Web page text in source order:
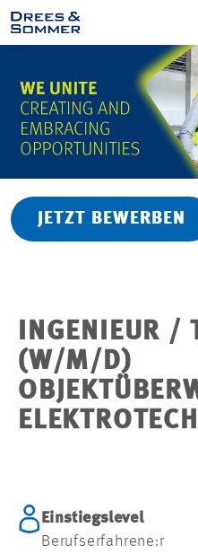
ALL
JETZT BEWERBEN
INGENIEUR /
(W/M/D)
Einstiegslevel
Berufserfahrene:r